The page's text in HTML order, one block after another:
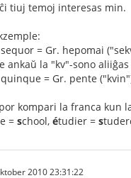
ĉi tiuj temoj interesas min.
= Gr. hepomai
ankaŭ la "kv"-sono
= Gr. pente
kompari la franca kun
= school, étudier = s
2010 23:31:22